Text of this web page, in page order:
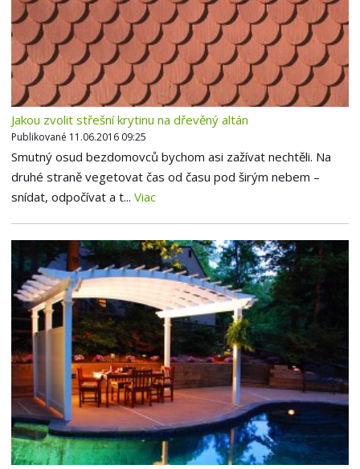
Jakou zvolit střešní krytinu na dřevěný altán
Publikované 11.06.2016 09:25
Smutný osud bezdomovců bychom asi zažívat nechtěli. Na
druhé straně vegetovat čas od času pod širým nebem –
snídat, odpočívat a t... Viac